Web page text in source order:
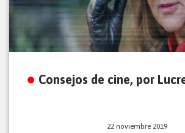
Consejos de cine, por
22 noviembre 2019